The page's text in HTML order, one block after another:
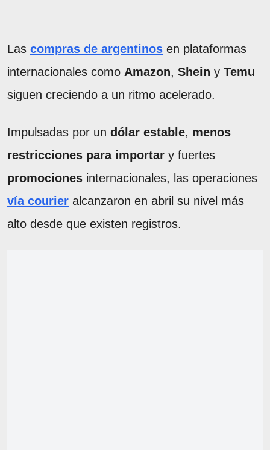
Las compras de argentinos en plataformas
internacionales como Amazon, Shein y Temu
siguen creciendo a un ritmo acelerado.
Impulsadas por un dólar estable, menos
restricciones para importar y fuertes
promociones internacionales, las operaciones
vía courier alcanzaron en abril su nivel más
alto desde que existen registros.